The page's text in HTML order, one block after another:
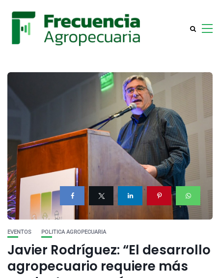
EVENTOS POLITICA AGROPECUARIA
Javier Rodríguez: “El desarrollo
agropecuario requiere más